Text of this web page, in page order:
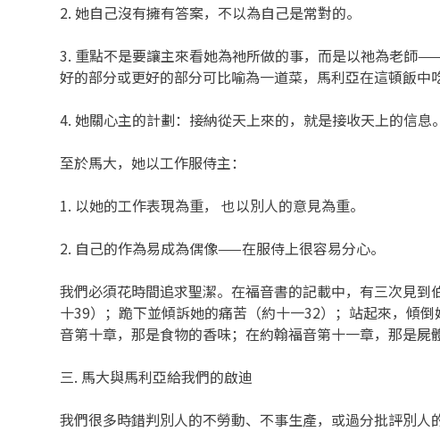
2. 她自己沒有擁有答案，不以為自己是常對的。
3. 重點不是要讓主來看她為祂所做的事，而是以祂為老師
好的部分或更好的部分可比喻為一道菜，馬利亞在這頓飯中
4. 她關心主的計劃：接納從天上來的，就是接收天上的信息。
至於馬大，她以工作服侍主：
1. 以她的工作表現為重， 也以別人的意見為重。
2. 自己的作為易成為偶像——在服侍上很容易分心。
我們必須花時間追求聖潔。在福音書的記載中，有三次見
十39）；跪下並傾訴她的痛苦（約十一32）；站起來，傾
音第十章，那是食物的香味；在約翰福音第十一章，那是屍
三. 馬大與馬利亞給我們的啟迪
我們很多時錯判別人的不勞動、不事生產，或過分批評別人